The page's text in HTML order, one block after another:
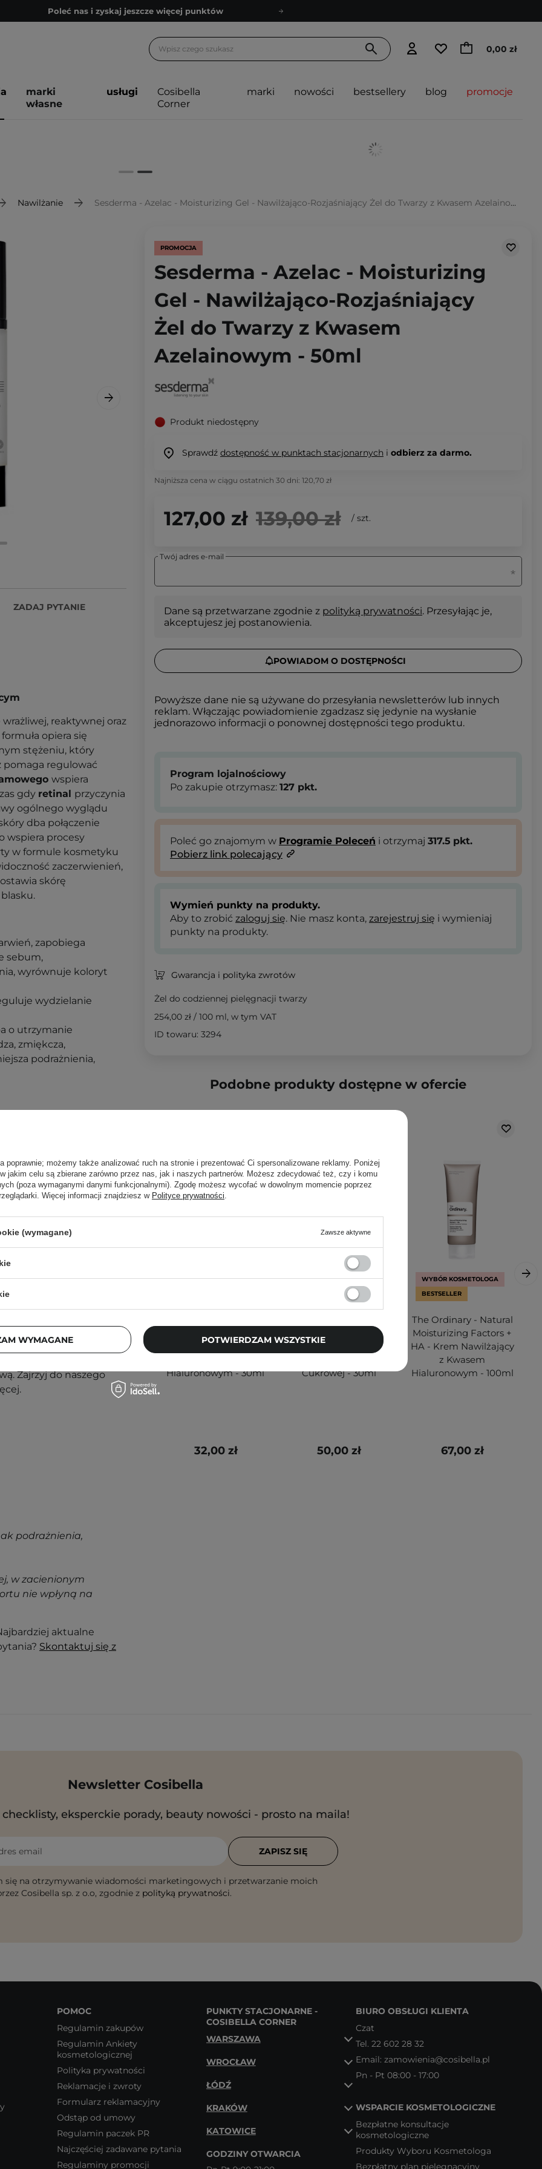
Poleć nas i zyskaj jeszcze więcej punktów
Bezpłatne konsultacje kosmetologiczne
Poleć nas i zyskaj jeszcze więcej punktów
0,00 zł
marki
własne
usługi
Cosibella
Corner
marki nowości bestsellery blog promocje
Nawilżanie Sesderma - Azelac - Moisturizing Gel - Nawilżająco-Rozjaśniający Żel do Twarzy z Kwasem Azelainowym - 50ml
ZADAJ PYTANIE
reaktywnej oraz
opiera się
stężeniu, który
pomaga regulować
wspiera
gdy retinal przyczynia
ogólnego wyglądu
dba połączenie
wspiera procesy
w formule kosmetyku
zaczerwienień,
skórę
zapobiega
sebum,
wyrównuje koloryt
wydzielanie
o utrzymanie
zmiękcza,
podrażnienia,
powstawaniu
skór i
i delikatnie wmasuj.
Zajrzyj do naszego
podrażnienia,
w zacienionym
nie wpłyną na
aktualne
Skontaktuj się z
PROMOCJA
Sesderma - Azelac - Moisturizing
Gel - Nawilżająco-Rozjaśniający
Żel do Twarzy z Kwasem
Azelainowym - 50ml
Produkt niedostępny
Sprawdź dostępność w punktach stacjonarnych i odbierz za darmo.
Najniższa cena w ciągu ostatnich 30 dni: 120,70 zł
127,00 zł 139,00 zł / szt.
Twój adres e-mail
Dane są przetwarzane zgodnie z polityką prywatności. Przesyłając je,
akceptujesz jej postanowienia.
POWIADOM O DOSTĘPNOŚCI
Powyższe dane nie są używane do przesyłania newsletterów lub innych
reklam. Włączając powiadomienie zgadzasz się jedynie na wysłanie
jednorazowo informacji o ponownej dostępności tego produktu.
Program lojalnościowy
Po zakupie otrzymasz: 127 pkt.
Poleć go znajomym w Programie Poleceń i otrzymaj 317.5 pkt.
Pobierz link polecający
Wymień punkty na produkty.
Aby to zrobić zaloguj się. Nie masz konta, zarejestruj się i wymieniaj
punkty na produkty.
Gwarancja i polityka zwrotów
Żel do codziennej pielęgnacji twarzy
254,00 zł / 100 ml, w tym VAT
ID towaru: 3294
Podobne produkty dostępne w ofercie
HA - Krem Nawilżający
Hialuronowym - 30ml
32,00 zł
Squalane - 100%
Cukrowej - 30ml
50,00 zł
WYBÓR KOSMETOLOGA
BESTSELLER
The Ordinary - Natural
Moisturizing Factors +
HA - Krem Nawilżający
z Kwasem
Hialuronowym - 100ml
67,00 zł
Newsletter Cosibella
eksperckie porady, beauty nowości - prosto na maila!
email
się na otrzymywanie wiadomości marketingowych i przetwarzanie moich
Cosibella sp. z o.o, zgodnie z polityką prywatności.
ZAPISZ SIĘ
POMOC
Regulamin zakupów
Regulamin Ankiety
kosmetologicznej
Polityka prywatności
Reklamacje i zwroty
Formularz reklamacyjny
Odstąp od umowy
Regulamin paczek PR
Najczęściej zadawane pytania
Regulaminy promocji
PUNKTY STACJONARNE -
COSIBELLA CORNER
WARSZAWA
WROCŁAW
ŁÓDŹ
KRAKÓW
KATOWICE
GODZINY OTWARCIA
BIURO OBSŁUGI KLIENTA
Czat
Tel. 22 602 28 32
Email: zamowienia@cosibella.pl
Pn - Pt 08:00 - 17:00
WSPARCIE KOSMETOLOGICZNE
Bezpłatne konsultacje
kosmetologiczne
Produkty Wyboru Kosmetologa
Bezpłatny plan pielęgnacyjny
poprawnie; możemy także analizować ruch na stronie i prezentować Ci spersonalizowane reklamy. Poniżej
jakim celu są zbierane zarówno przez nas, jak i naszych partnerów. Możesz zdecydować też, czy i komu
(poza wymaganymi danymi funkcjonalnymi). Zgodę możesz wycofać w dowolnym momencie poprzez
Więcej informacji znajdziesz w Polityce prywatności.
(wymagane) Zawsze aktywne
WYMAGANE POTWIERDZAM WSZYSTKIE